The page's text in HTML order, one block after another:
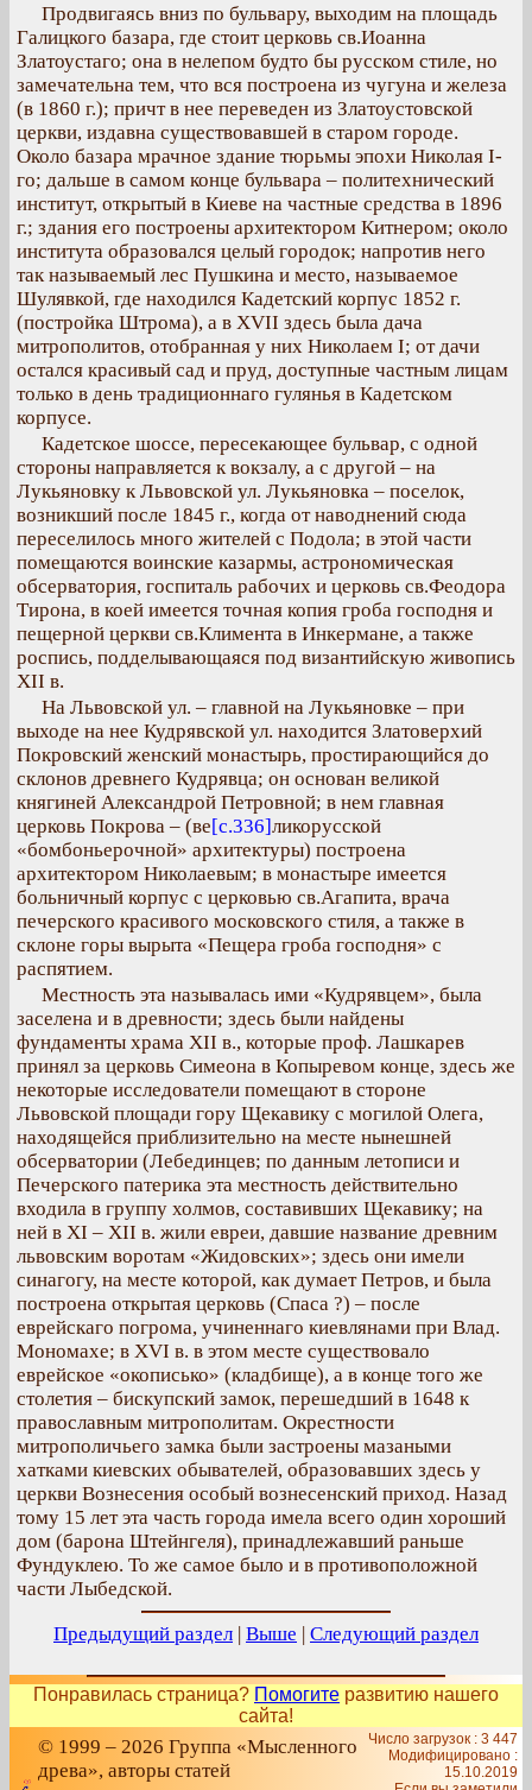
Продвигаясь вниз по бульвару, выходим на площадь
Галицкого базара, где стоит церковь св.Иоанна
Златоустаго; она в нелепом будто бы русском стиле, но
замечательна тем, что вся построена из чугуна и железа
(в 1860 г.); причт в нее переведен из Златоустовской
церкви, издавна существовавшей в старом городе.
Около базара мрачное здание тюрьмы эпохи Николая І-
го; дальше в самом конце бульвара – политехнический
институт, открытый в Киеве на частные средства в 1896
г.; здания его построены архитектором Китнером; около
института образовался целый городок; напротив него
так называемый лес Пушкина и место, называемое
Шулявкой, где находился Кадетский корпус 1852 г.
(постройка Штрома), а в XVII здесь была дача
митрополитов, отобранная у них Николаем І; от дачи
остался красивый сад и пруд, доступные частным лицам
только в день традиционнаго гулянья в Кадетском
корпусе.
Кадетское шоссе, пересекающее бульвар, с одной
стороны направляется к вокзалу, а с другой – на
Лукьяновку к Львовской ул. Лукьяновка – поселок,
возникший после 1845 г., когда от наводнений сюда
переселилось много жителей с Подола; в этой части
помещаются воинские казармы, астрономическая
обсерватория, госпиталь рабочих и церковь св.Феодора
Тирона, в коей имеется точная копия гроба господня и
пещерной церкви св.Климента в Инкермане, а также
роспись, подделывающаяся под византийскую живопись
XII в.
На Львовской ул. – главной на Лукьяновке – при
выходе на нее Кудрявской ул. находится Златоверхий
Покровский женский монастырь, простирающийся до
склонов древнего Кудрявца; он основан великой
княгиней Александрой Петровной; в нем главная
церковь Покрова – (ве[с.336]ликорусской
«бомбоньерочной» архитектуры) построена
архитектором Николаевым; в монастыре имеется
больничный корпус с церковью св.Агапита, врача
печерского красивого московского стиля, а также в
склоне горы вырыта «Пещера гроба господня» с
распятием.
Местность эта называлась ими «Кудрявцем», была
заселена и в древности; здесь были найдены
фундаменты храма XII в., которые проф. Лашкарев
принял за церковь Симеона в Копыревом конце, здесь же
некоторые исследователи помещают в стороне
Львовской площади гору Щекавику с могилой Олега,
находящейся приблизительно на месте нынешней
обсерватории (Лебединцев; по данным летописи и
Печерского патерика эта местность действительно
входила в группу холмов, составивших Щекавику; на
ней в XI – XII в. жили евреи, давшие название древним
львовским воротам «Жидовских»; здесь они имели
синагогу, на месте которой, как думает Петров, и была
построена открытая церковь (Спаса ?) – после
еврейскаго погрома, учиненнаго киевлянами при Влад.
Мономахе; в XVI в. в этом месте существовало
еврейское «окописько» (кладбище), а в конце того же
столетия – бискупский замок, перешедший в 1648 к
православным митрополитам. Окрестности
митрополичьего замка были застроены мазаными
хатками киевских обывателей, образовавших здесь у
церкви Вознесения особый вознесенский приход. Назад
тому 15 лет эта часть города имела всего один хороший
дом (барона Штейнгеля), принадлежавший раньше
Фундуклею. То же самое было и в противоположной
части Лыбедской.
Предыдущий раздел | Выше | Следующий раздел
Понравилась страница? Помогите развитию нашего
сайта!
© 1999 – 2026 Группа «Мысленного
древа», авторы статей
Число загрузок : 3 447
Модифицировано :
15.10.2019